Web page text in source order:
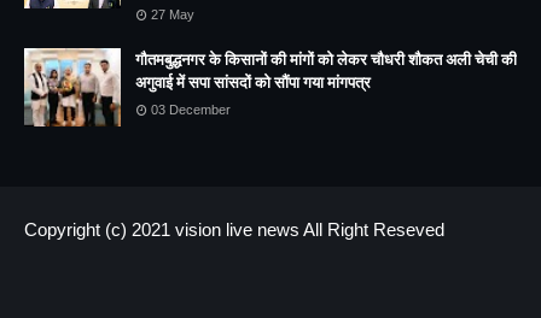
27 May
गौतमबुद्धनगर के किसानों की मांगों को लेकर चौधरी शौकत अली चेची की
अगुवाई में सपा सांसदों को सौंपा गया मांगपत्र
03 December
Copyright (c) 2021 vision live news All Right Reseved